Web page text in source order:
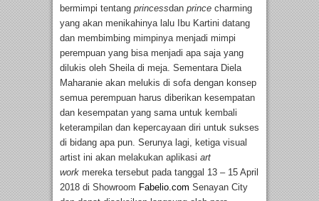
bermimpi tentang princessdan prince charming
yang akan menikahinya lalu Ibu Kartini datang
dan membimbing mimpinya menjadi mimpi
perempuan yang bisa menjadi apa saja yang
dilukis oleh Sheila di meja. Sementara Diela
Maharanie akan melukis di sofa dengan konsep
semua perempuan harus diberikan kesempatan
dan kesempatan yang sama untuk kembali
keterampilan dan kepercayaan diri untuk sukses
di bidang apa pun. Serunya lagi, ketiga visual
artist ini akan melakukan aplikasi art
work mereka tersebut pada tanggal 13 – 15 April
2018 di Showroom Fabelio.com Senayan City